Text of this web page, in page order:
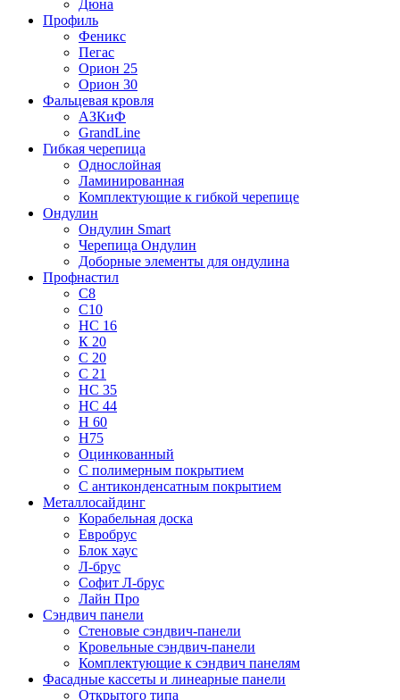
Дюна
Профиль
Феникс
Пегас
Орион 25
Орион 30
Фальцевая кровля
АЗКиФ
GrandLine
Гибкая черепица
Однослойная
Ламинированная
Комплектующие к гибкой черепице
Ондулин
Ондулин Smart
Черепица Ондулин
Доборные элементы для ондулина
Профнастил
С8
С10
НС 16
К 20
С 20
С 21
НС 35
НС 44
Н 60
Н75
Оцинкованный
С полимерным покрытием
С антиконденсатным покрытием
Металлосайдинг
Корабельная доска
Евробрус
Блок хаус
Л-брус
Софит Л-брус
Лайн Про
Сэндвич панели
Стеновые сэндвич-панели
Кровельные сэндвич-панели
Комплектующие к сэндвич панелям
Фасадные кассеты и линеарные панели
Открытого типа